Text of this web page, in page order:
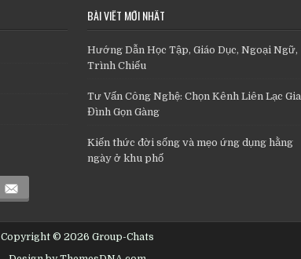
BÀI VIẾT MỚI NHẤT
Hướng Dẫn Học Tập, Giáo Dục, Ngoại Ngữ,
Trình Chiếu
Tư Vấn Công Nghệ: Chọn Kênh Liên Lạc Gia
Đình Gọn Gàng
Kiến thức đời sống và mẹo ứng dụng hằng
ngày ở khu phố
Copyright © 2026 Group-Chats